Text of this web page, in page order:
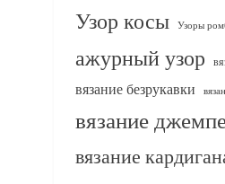
Узор косы Узоры
ажурный узор
вязание безрукавки
вязание
вязание